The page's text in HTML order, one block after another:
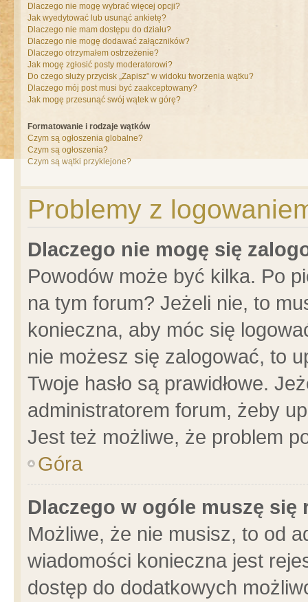
Dlaczego nie mogę wybrać więcej opcji?
Jak wyedytować lub usunąć ankietę?
Dlaczego nie mam dostępu do działu?
Dlaczego nie mogę dodawać załączników?
Dlaczego otrzymałem ostrzeżenie?
Jak mogę zgłosić posty moderatorowi?
Do czego służy przycisk „Zapisz” w widoku tworzenia wątku?
Dlaczego mój post musi być zaakceptowany?
Jak mogę przesunąć swój wątek w górę?
Formatowanie i rodzaje wątków
Czym są ogłoszenia globalne?
Czym są ogłoszenia?
Czym są wątki przyklejone?
Problemy z
Dlaczego nie mogę się
Powodów może być kilka. Po
na tym forum? Jeżeli nie, to
konieczna, aby móc się
nie możesz się zalogować, to
Twoje hasło są prawidłowe.
administratorem forum, żeby
Jest też możliwe, że problem
Góra
Dlaczego w ogóle muszę się
Możliwe, że nie musisz, to od
wiadomości konieczna jest
dostęp do dodatkowych